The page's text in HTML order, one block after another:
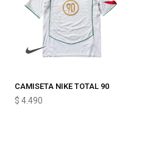
CAMISETA NIKE TOTAL 90
$ 4.490